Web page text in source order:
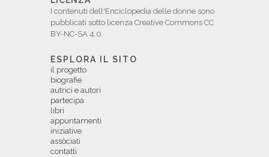
I contenuti dell'Enciclopedia delle donne sono
pubblicati sotto licenza Creative Commons CC
BY-NC-SA 4.0.
ESPLORA IL SITO
il progetto
biografie
autrici e autori
partecipa
libri
appuntamenti
iniziative
assòciati
contatti